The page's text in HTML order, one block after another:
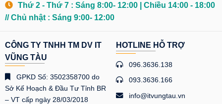
Thứ 2 - Thứ 7 : Sáng 8:00- 12:00 | Chiều 14:00 - 18:00
// Chủ nhật : Sáng 9:00- 12:00
CÔNG TY TNHH TM DV IT
VŨNG TÀU
GPKD Số: 3502358700 do
Sở Kế Hoạch & Đầu Tư Tỉnh BR
– VT cấp ngày 28/03/2018
HOTLINE HỖ TRỢ
096.3636.138
093.3636.166
info@itvungtau.vn